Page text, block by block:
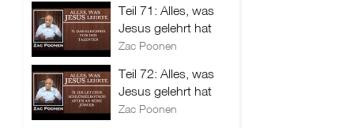
Teil 71: Alles, was
Jesus gelehrt hat
Zac Poonen
Teil 72: Alles, was
Jesus gelehrt hat
Zac Poonen